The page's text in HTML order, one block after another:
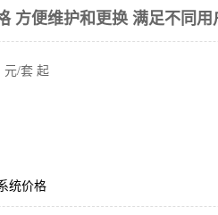
方便维护和更换 满足不同用
元/套 起
统价格